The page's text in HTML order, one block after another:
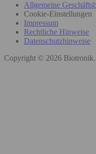
Allgemeine
Cookie-Einstellungen
Impressum
Rechtliche Hinweise
Datenschutzhinweise
Copyright © 2026 Biotronik.